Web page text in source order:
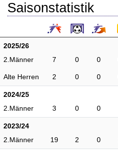
Saisonstatistik
2025/26
2.Männer
7 0 0
Alte Herren 2 0 0
2024/25
2.Männer
3 0 0
2023/24
2.Männer
19 2 0